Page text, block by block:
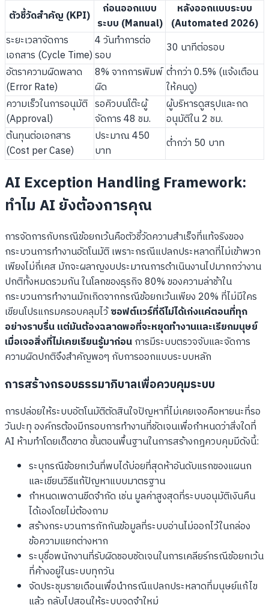
ตัวชี้วัดสำคัญ (KPI)
ก่อนออกแบบ
ระบบ (Manual)
หลังออกแบบระบบ
(Automated 2026)
ระยะเวลาจัดการ
เอกสาร (Cycle Time)
4 วันทำการต่อ
รอบ
30 นาทีต่อรอบ
อัตราความผิดพลาด
(Error Rate)
8% จากการพิมพ์
ผิด
ต่ำกว่า 0.5% (แจ้งเตือน
ให้คนดู)
ความเร็วในการอนุมัติ
(Approval)
รอคิวบนโต๊ะผู้
จัดการ 48 ชม.
ผู้บริหารดูสรุปและกด
อนุมัติใน 2 ชม.
ต้นทุนต่อเอกสาร
(Cost per Case)
ประมาณ 450
บาท
ต่ำกว่า 50 บาท
AI Exception Handling Framework:
ทำไม AI ยังต้องการคุณ
การจัดการกับกรณีข้อยกเว้นคือตัวชี้วัดความสำเร็จที่แท้จริงของ
กระบวนการทำงานอัตโนมัติ เพราะกรณีแปลกประหลาดที่ไม่เข้าพวก
เพียงไม่กี่เคส มักจะผลาญงบประมาณการดำเนินงานไปมากกว่างาน
ปกติทั้งหมดรวมกัน ในโลกของธุรกิจ 80% ของความล่าช้าใน
กระบวนการทำงานมักเกิดจากกรณีข้อยกเว้นเพียง 20% ที่ไม่มีใคร
เขียนโปรแกรมครอบคลุมไว้ซอฟต์แวร์ที่ดีไม่ได้เก่งแค่ตอนที่ทุก
อย่างราบรื่น แต่มันต้องฉลาดพอที่จะหยุดทำงานและเรียกมนุษย์
เมื่อเจอสิ่งที่ไม่เคยเรียนรู้มาก่อนการมีระบบตรวจจับและจัดการ
ความผิดปกติจึงสำคัญพอๆ กับการออกแบบระบบหลัก
การสร้างกรอบธรรมาภิบาลเพื่อควบคุมระบบ
การปล่อยให้ระบบอัตโนมัติตัดสินใจปัญหาที่ไม่เคยเจอคือหายนะที่รอ
วันปะทุ องค์กรต้องมีกรอบการทำงานที่ชัดเจนเพื่อกำหนดว่าสิ่งใดที่
AI ห้ามทำโดยเด็ดขาด ขั้นตอนพื้นฐานในการสร้างกฎควบคุมมีดังนี้:
ระบุกรณีข้อยกเว้นที่พบได้บ่อยที่สุดห้าอันดับแรกของแผนก
และเขียนวิธีแก้ปัญหาแบบมาตรฐาน
กำหนดเพดานขีดจำกัด เช่น มูลค่าสูงสุดที่ระบบอนุมัติเงินคืน
ได้เองโดยไม่ต้องถาม
สร้างกระบวนการกักกันข้อมูลที่ระบบอ่านไม่ออกไว้ในกล่อง
ข้อความแยกต่างหาก
ระบุชื่อพนักงานที่รับผิดชอบชัดเจนในการเคลียร์กรณีข้อยกเว้น
ที่ค้างอยู่ในระบบทุกวัน
จัดประชุมรายเดือนเพื่อนำกรณีแปลกประหลาดที่มนุษย์แก้ไข
แล้ว กลับไปสอนให้ระบบจดจำใหม่